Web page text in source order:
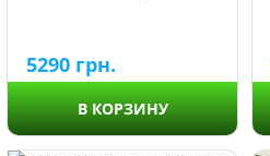
5290 грн.
В КОРЗИНУ